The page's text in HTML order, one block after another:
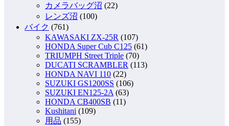
カメラバッグ沼 (22)
レンズ沼 (100)
バイク (761)
KAWASAKI ZX-25R (107)
HONDA Super Cub C125 (61)
TRIUMPH Street Triple (70)
DUCATI SCRAMBLER (113)
HONDA NAVI 110 (22)
SUZUKI GS1200SS (106)
SUZUKI EN125-2A (63)
HONDA CB400SB (11)
Kushitani (109)
用品 (155)